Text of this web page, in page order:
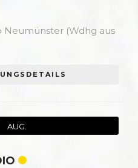
Neumünster (Wdhg aus
AUG.